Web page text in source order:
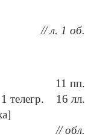
// л. 1 об.
11 пп.
1 телегр. 16 лл.
// обл.